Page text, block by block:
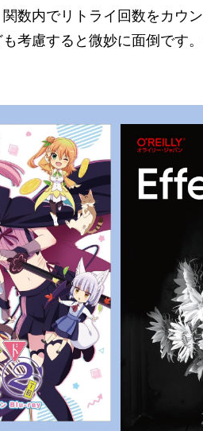
数内でリトライ回数をカウ
考慮すると微妙に面倒です